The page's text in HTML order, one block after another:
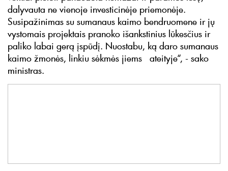
dalyvauta ne vienoje investicinėje priemonėje.
Susipažinimas su sumanaus kaimo bendruomene ir jų
vystomais projektais pranoko išankstinius lūkesčius ir
paliko labai gerą įspūdį. Nuostabu, ką daro sumanaus
kaimo žmonės, linkiu sėkmės jiems ateityje“, - sako
ministras.